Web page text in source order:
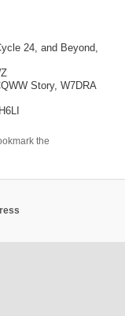
24, and Beyond,
Story, W7DRA
the